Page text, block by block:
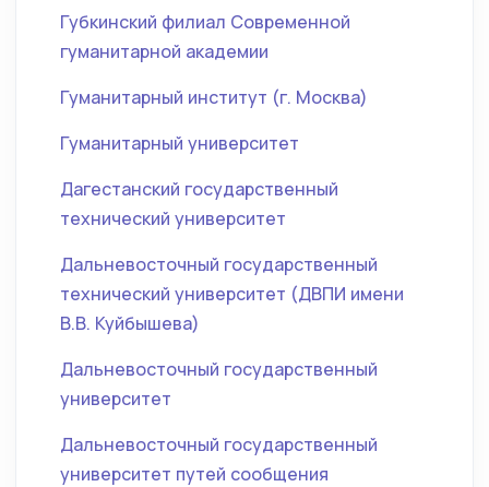
Губкинский филиал Современной
гуманитарной академии
Гуманитарный институт (г. Москва)
Гуманитарный университет
Дагестанский государственный
технический университет
Дальневосточный государственный
технический университет (ДВПИ имени
В.В. Куйбышева)
Дальневосточный государственный
университет
Дальневосточный государственный
университет путей сообщения